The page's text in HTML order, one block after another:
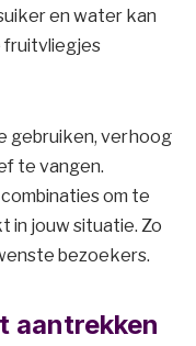
en water kan
fruitvliegjes
gebruiken, verhoog
te vangen.
om te
jouw situatie. Zo
bezoekers.
aantrekken